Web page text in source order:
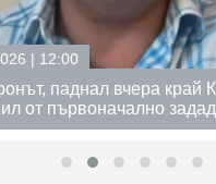
| 12:00
паднал вчера край
от първоначално